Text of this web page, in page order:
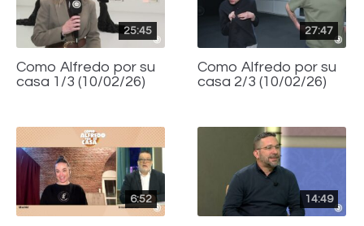
25:45
Como Alfredo por su
casa 1/3 (10/02/26)
27:47
Como Alfredo por su
casa 2/3 (10/02/26)
6:52 14:49